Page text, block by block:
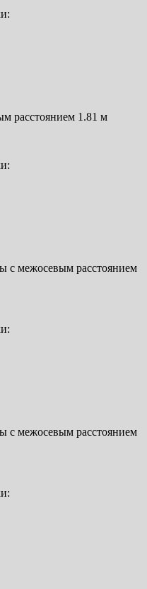
расстоянием 1.81 м
с межосевым расстоянием
с межосевым расстоянием